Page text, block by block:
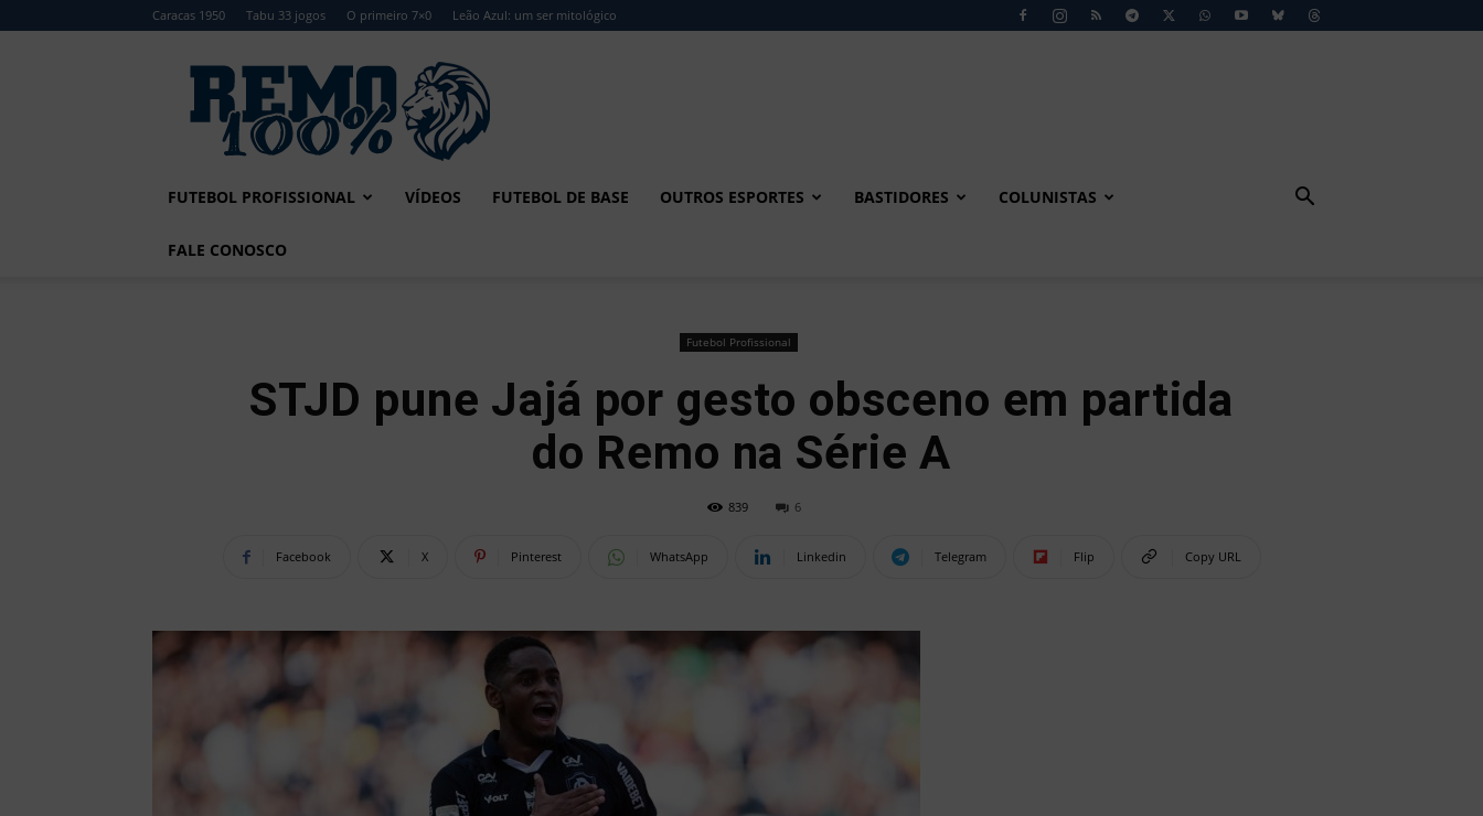
Caracas 1950 Tabu 33 jogos O primeiro 7×0 Leão Azul: um ser mitológico
Remo
FUTEBOL PROFISSIONAL VÍDEOS FUTEBOL DE BASE OUTROS ESPORTES BASTIDORES COLUNISTAS
FALE CONOSCO
Futebol Profissional
STJD pune Jajá por gesto obsceno em partida
do Remo na Série A
839 6
Facebook X Pinterest WhatsApp Linkedin Telegram Flip Copy URL